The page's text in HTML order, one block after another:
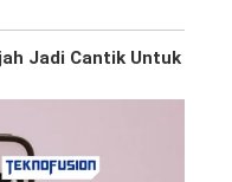
Jadi Cantik Untuk